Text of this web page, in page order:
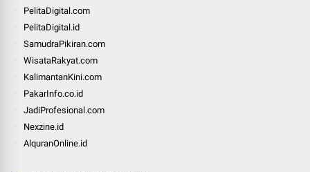
PelitaDigital.com
PelitaDigital.id
SamudraPikiran.com
WisataRakyat.com
KalimantanKini.com
PakarInfo.co.id
JadiProfesional.com
Nexzine.id
AlquranOnline.id